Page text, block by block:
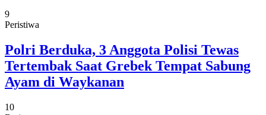
9
Peristiwa
Polri Berduka, 3 Anggota Polisi Tewas
Tertembak Saat Grebek Tempat Sabung
Ayam di Waykanan
10